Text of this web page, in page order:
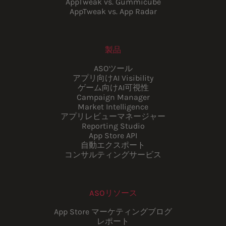
AppTweak vs. App Radar
製品
ASOツール
アプリ向けAI Visibility
ゲーム向けAI可視性
Campaign Manager
Market Intelligence
アプリレビューマネージャー
Reporting Studio
App Store API
自動エクスポート
コンサルティングサービス
ASOリソース
App Store マーケティングブログ
レポート